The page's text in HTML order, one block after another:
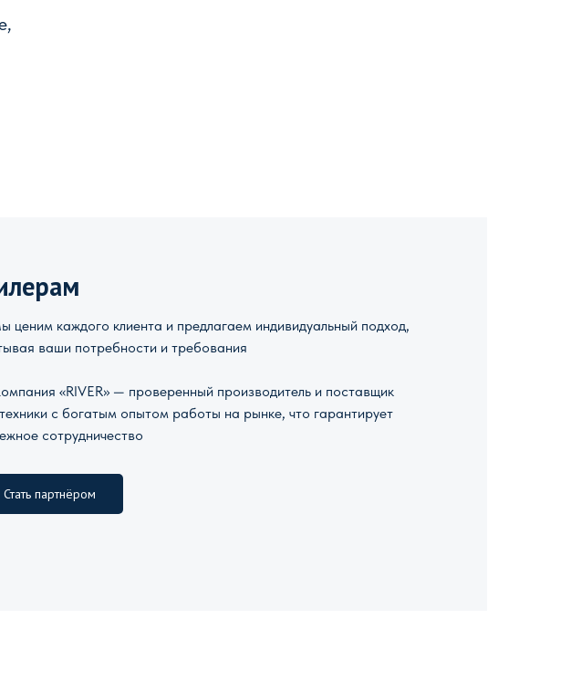
ценим каждого клиента и предлагаем индивидуальный подход,
ваши потребности и требования
«RIVER» — проверенный производитель и поставщик
с богатым опытом работы на рынке, что гарантирует
сотрудничество
Стать партнёром